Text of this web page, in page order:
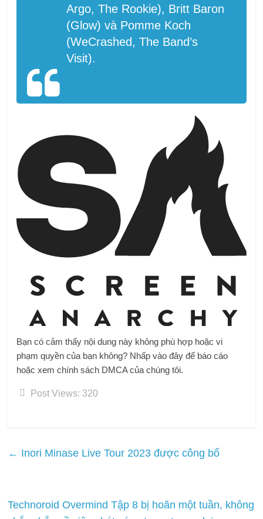
Argo, The Rookie), Britt Baron
(Glow) và Pomme Koch
(WeCrashed, The Band’s
Visit).
Bạn có cảm thấy nội dung này không phù hợp hoặc vi
phạm quyền của bạn không? Nhấp vào đây để báo cáo
hoặc xem chính sách DMCA của chúng tôi.
Post Views: 320
← Inori Minase Live Tour 2023 được công bố
Technoroid Overmind Tập 8 bị hoãn một tuần, không